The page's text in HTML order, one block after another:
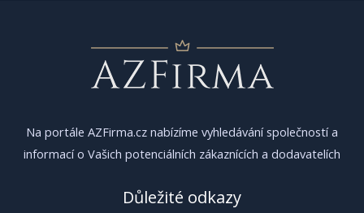
Na portále AZFirma.cz nabízíme vyhledávání společností a
informací o Vašich potenciálních zákaznících a dodavatelích
Důležité odkazy